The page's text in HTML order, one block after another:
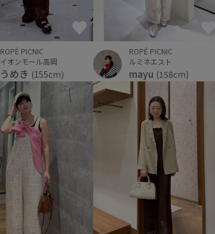
ROPÉ PICNIC
イオンモール高岡
うめき (155cm)
ROPÉ PICNIC
ルミネエスト
mayu (158cm)